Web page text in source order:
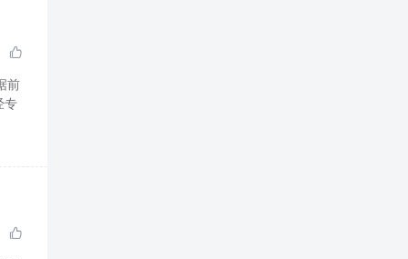

前
专
